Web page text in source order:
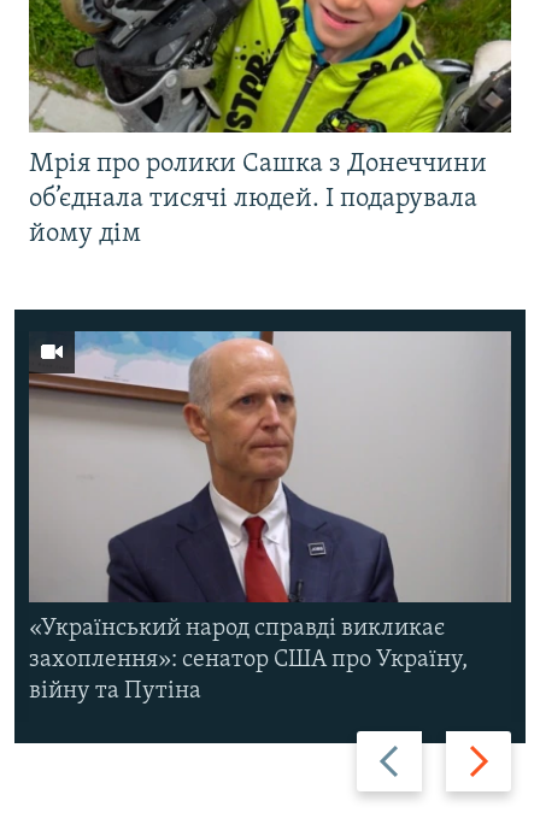
Мрія про ролики Сашка з Донеччини
об’єднала тисячі людей. І подарувала
йому дім
Назад Вперед
«Український народ справді викликає
захоплення»: сенатор США про Україну,
війну та Путіна